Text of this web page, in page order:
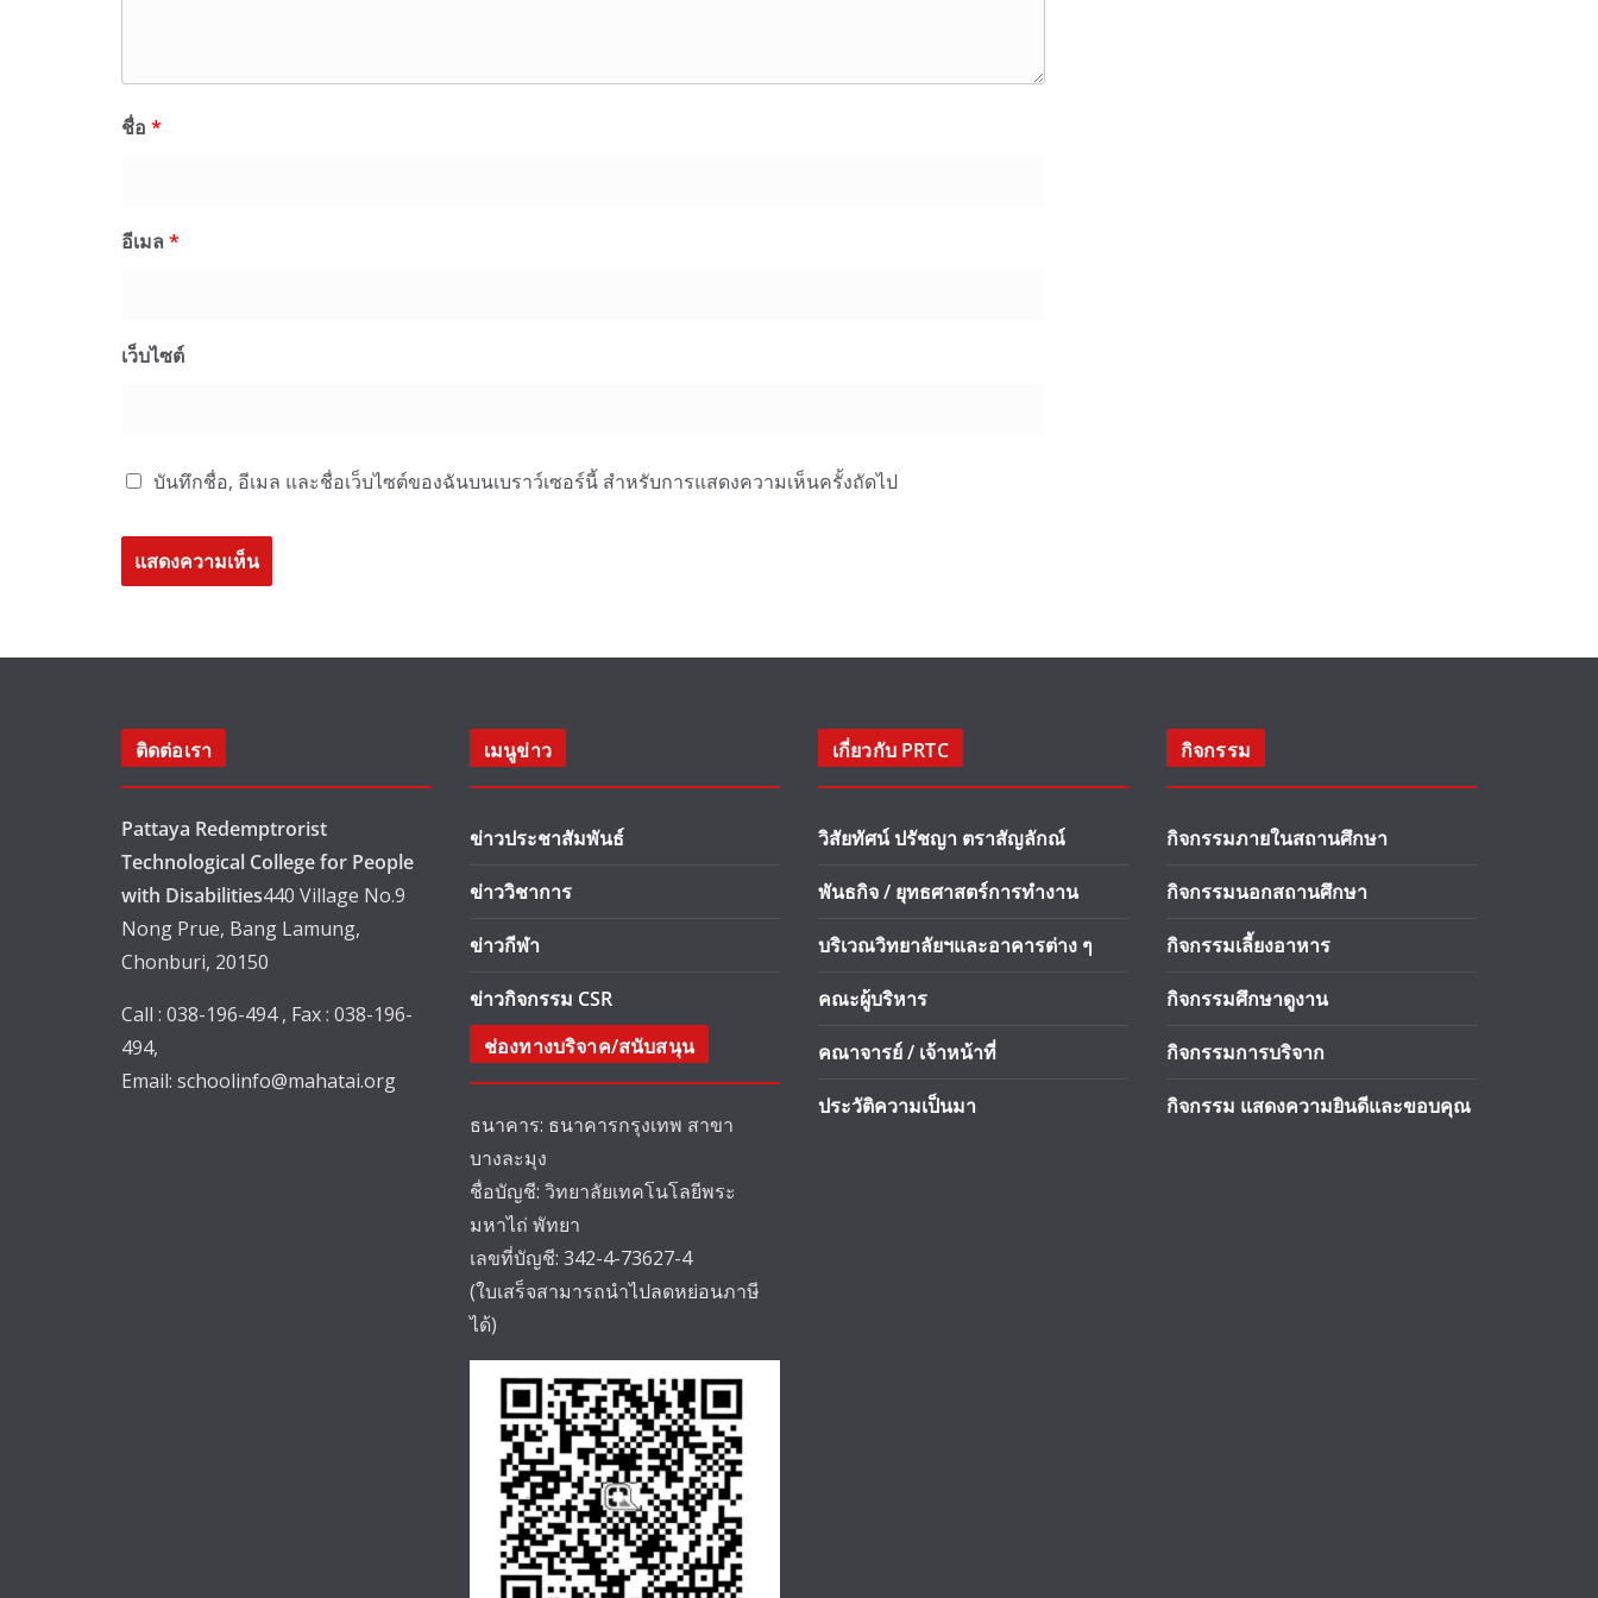
ชื่อ *
อีเมล *
เว็บไซต์
บันทึกชื่อ, อีเมล และชื่อเว็บไซต์ของฉันบนเบราว์เซอร์นี้ สำหรับการแสดงความเห็นครั้งถัดไป
ติดต่อเรา
Pattaya Redemptrorist
Technological College for People
with Disabilities440 Village No.9
Nong Prue, Bang Lamung,
Chonburi, 20150
Call : 038-196-494 , Fax : 038-196-
494,
Email: schoolinfo@mahatai.org
เมนูข่าว
ข่าวประชาสัมพันธ์
ข่าววิชาการ
ข่าวกีฬา
ข่าวกิจกรรม CSR
ช่องทางบริจาค/สนับสนุน
ธนาคาร: ธนาคารกรุงเทพ สาขา
บางละมุง
ชื่อบัญชี: วิทยาลัยเทคโนโลยีพระ
มหาไถ่ พัทยา
เลขที่บัญชี: 342-4-73627-4
(ใบเสร็จสามารถนำไปลดหย่อนภาษี
ได้)
เกี่ยวกับ PRTC
วิสัยทัศน์ ปรัชญา ตราสัญลักณ์
พันธกิจ / ยุทธศาสตร์การทำงาน
บริเวณวิทยาลัยฯและอาคารต่าง ๆ
คณะผู้บริหาร
คณาจารย์ / เจ้าหน้าที่
ประวัติความเป็นมา
กิจกรรม
กิจกรรมภายในสถานศึกษา
กิจกรรมนอกสถานศึกษา
กิจกรรมเลี้ยงอาหาร
กิจกรรมศึกษาดูงาน
กิจกรรมการบริจาก
กิจกรรม แสดงความยินดีและขอบคุณ